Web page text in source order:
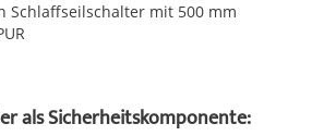
Schlaffseilschalter mit 500 mm
als Sicherheitskomponente: